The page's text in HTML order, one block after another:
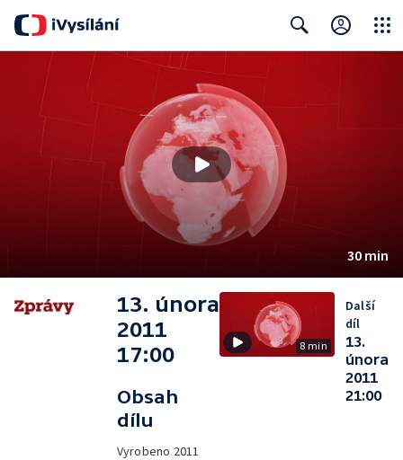
30 min
13. února
2011
17:00
Obsah
dílu
Vyrobeno 2011
8 min
Další
díl
13.
února
2011
21:00